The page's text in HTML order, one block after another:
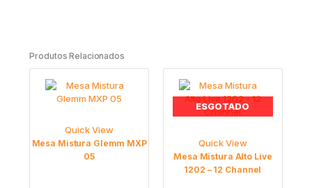
Produtos Relacionados
Quick View
Mesa Mistura Glemm MXP
05
ESGOTADO
Quick View
Mesa Mistura Alto Live
1202 – 12 Channel